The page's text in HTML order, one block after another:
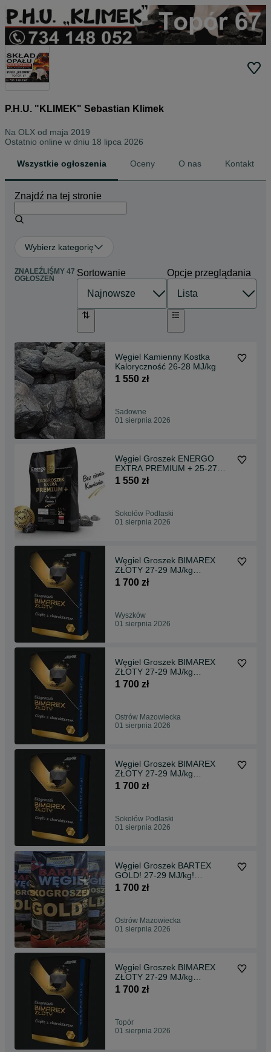
P.H.U. "KLIMEK" Sebastian Klimek
Na OLX od maja 2019
Ostatnio online w dniu 18 lipca 2026
Wszystkie ogłoszenia Oceny O nas Kontakt
Znajdź na tej stronie
Wybierz kategorię
ZNALEŹLIŚMY 47
OGŁOSZEŃ
Sortowanie Opcje przeglądania
Węgiel Kamienny Kostka
Kaloryczność 26-28 MJ/kg
1 550 zł
Sadowne
01 sierpnia 2026
Węgiel Groszek ENERGO
EXTRA PREMIUM + 25-27
MJ/KG
1 550 zł
Sokołów Podlaski
01 sierpnia 2026
Węgiel Groszek BIMAREX
ZŁOTY 27-29 MJ/kg
Transport!
1 700 zł
Wyszków
01 sierpnia 2026
Węgiel Groszek BIMAREX
ZŁOTY 27-29 MJ/kg
Transport!
1 700 zł
Ostrów Mazowiecka
01 sierpnia 2026
Węgiel Groszek BIMAREX
ZŁOTY 27-29 MJ/kg
Transport!
1 700 zł
Sokołów Podlaski
01 sierpnia 2026
Węgiel Groszek BARTEX
GOLD! 27-29 MJ/kg!
Transport
1 700 zł
Ostrów Mazowiecka
01 sierpnia 2026
Węgiel Groszek BIMAREX
ZŁOTY 27-29 MJ/kg
Transport!
1 700 zł
Topór
01 sierpnia 2026